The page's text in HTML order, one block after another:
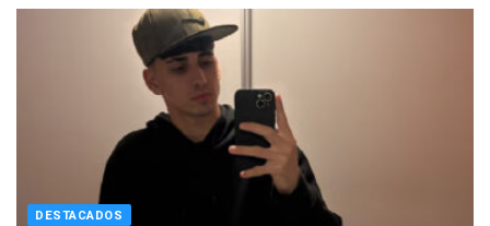
DESTACADOS